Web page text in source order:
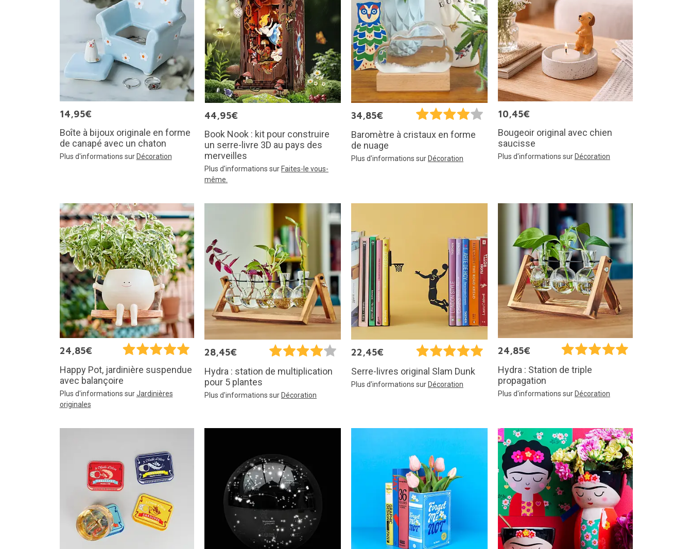
14,95€
Boîte à bijoux originale en forme
de canapé avec un chaton
Plus d'informations sur Décoration
44,95€
Book Nook : kit pour construire
un serre-livre 3D au pays des
merveilles
Plus d'informations sur Faites-le vous-
même.
34,85€
Baromètre à cristaux en forme
de nuage
Plus d'informations sur Décoration
10,45€
Bougeoir original avec chien
saucisse
Plus d'informations sur Décoration
24,85€
Happy Pot, jardinière suspendue
avec balançoire
Plus d'informations surJardinières
originales
28,45€
Hydra : station de multiplication
pour 5 plantes
Plus d'informations sur Décoration
22,45€
Serre-livres original Slam Dunk
Plus d'informations sur Décoration
24,85€
Hydra : Station de triple
propagation
Plus d'informations sur Décoration